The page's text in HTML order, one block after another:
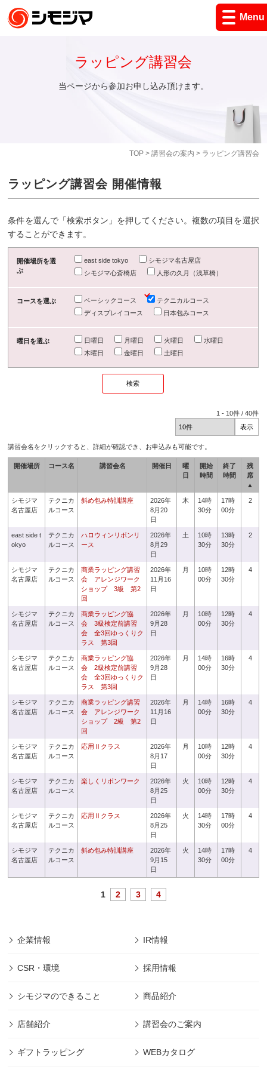
Menu
TOP> 講習会の案内 > ラッピング講習会
ラッピング講習会
当ページから参加お申し込み頂けます。
ラッピング講習会 開催情報
条件を選んで「検索ボタン」を押してください。複数の項目を選択
することができます。
開催場所を選
ぶ
east side tokyo
シモジマ名古屋店
シモジマ心斎橋店
人形の久月（浅草橋）
コースを選ぶ ベーシックコース
テクニカルコース
ディスプレイコース
日本包みコース
曜日を選ぶ 日曜日 月曜日 火曜日
水曜日
木曜日
金曜日 土曜日
1 - 10件 /40件
講習会名をクリックすると、詳細が確認でき、お申込みも可能です。
開催場所 コース名 講習会名 開催日
曜
日
開始
時間
終了
時間
残
席
▲
シモジマ
名古屋店
テクニカ
ルコース
斜め包み特訓講座
2026年
8月20
日
木
14時
30分
17時
00分
2
east side t
okyo
テクニカ
ルコース
ハロウィンリボンリ
ース
2026年
8月29
日
土
10時
30分
13時
30分
2
シモジマ
名古屋店
テクニカ
ルコース
商業ラッピング講習
会 アレンジワーク
ショップ 3級 第2
回
2026年
11月16
日
月
10時
00分
12時
30分
4
シモジマ
名古屋店
テクニカ
ルコース
商業ラッピング協
会 3級検定前講習
会 全3回ゆっくりク
ラス 第3回
2026年
9月28
日
月
10時
00分
12時
30分
4
シモジマ
名古屋店
テクニカ
ルコース
商業ラッピング協
会 2級検定前講習
会 全3回ゆっくりク
ラス 第3回
2026年
9月28
日
月
14時
00分
16時
30分
4
シモジマ
名古屋店
テクニカ
ルコース
商業ラッピング講習
会 アレンジワーク
ショップ 2級 第2
回
2026年
11月16
日
月
14時
00分
16時
30分
4
シモジマ
名古屋店
テクニカ
ルコース
応用Ⅱクラス
2026年
8月17
日
月
10時
00分
12時
30分
4
シモジマ
名古屋店
テクニカ
ルコース
楽しくリボンワーク
2026年
8月25
日
火
10時
00分
12時
30分
4
シモジマ
名古屋店
テクニカ
ルコース
応用Ⅱクラス
2026年
8月25
日
火
14時
30分
17時
00分
4
シモジマ
名古屋店
テクニカ
ルコース
斜め包み特訓講座
2026年
9月15
日
火
14時
30分
17時
00分
4
1 2 3 4
企業情報 IR情報
CSR・環境 採用情報
シモジマのできること 商品紹介
店舗紹介 講習会のご案内
ギフトラッピング WEBカタログ